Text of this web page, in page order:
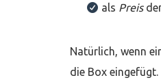
als Preis
Natürlich, wenn
die Box eingefügt.